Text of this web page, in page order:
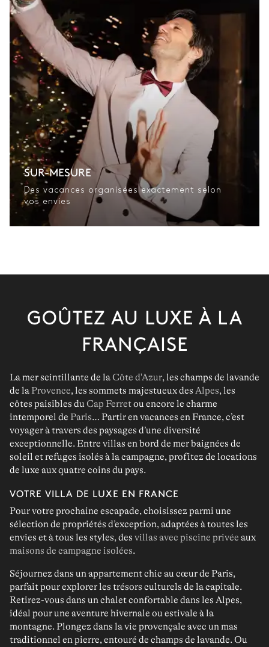
SUR-MESURE
Des vacances organisées exactement selon
vos envies
GOÛTEZ AU LUXE À LA
FRANÇAISE
La mer scintillante de laCôte d'Azur, les champs de lavande
de la Provence, les sommets majestueux des Alpes, les
côtes paisibles duCap Ferretou encore le charme
intemporel de Paris… Partir en vacances en France, c’est
voyager à travers des paysages d’une diversité
exceptionnelle. Entre villas en bord de mer baignées de
soleil et refuges isolés à la campagne, profitez de locations
de luxe aux quatre coins du pays.
VOTRE VILLA DE LUXE EN FRANCE
Pour votre prochaine escapade, choisissez parmi une
sélection de propriétés d’exception, adaptées à toutes les
envies et à tous les styles, des villas avec piscine privée aux
maisons de campagne isolées.
Séjournez dans unappartement chic au cœur de Paris,
parfait pour explorer les trésors culturels de la capitale.
Retirez-vous dans unchalet confortable dans les Alpes,
idéal pour une aventure hivernale ou estivale à la
montagne. Plongez dans la vie provençale avec unmas
traditionnel en pierre, entouré de champs de lavande. Ou